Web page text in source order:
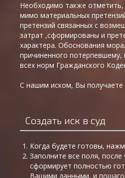
Необходимо также
мимо материальных
претензий связанных с
затрат ,сформированы и
характера. Обоснования
причиненного потерпевшему,
всех норм Гражданского
С нашим иском, Вы
Создать иск в суд
Когда будете готовы,
Заполните все поля, после
сформирует полностью
Вашими данными, и